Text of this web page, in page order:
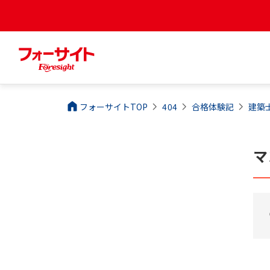
フォーサイトTOP 404 合格体験記 建築